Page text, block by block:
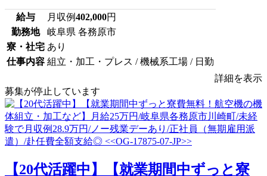
給与 月収例402,000円
勤務地
岐阜県 各務原市
寮・社宅 あり
仕事内容 組立・加工・プレス / 機械系工場 / 日勤
詳細を表示
募集が停止しています
【20代活躍中】【就業期間中ずっと寮